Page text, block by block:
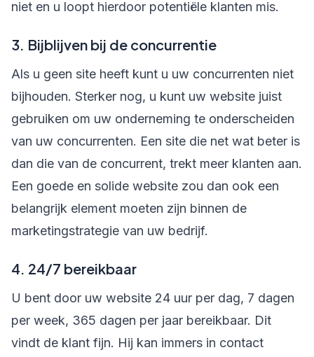
niet en u loopt hierdoor potentiële klanten mis.
3. Bijblijven bij de concurrentie
Als u geen site heeft kunt u uw concurrenten niet
bijhouden. Sterker nog, u kunt uw website juist
gebruiken om uw onderneming te onderscheiden
van uw concurrenten. Een site die net wat beter is
dan die van de concurrent, trekt meer klanten aan.
Een goede en solide website zou dan ook een
belangrijk element moeten zijn binnen de
marketingstrategie van uw bedrijf.
4. 24/7 bereikbaar
U bent door uw website 24 uur per dag, 7 dagen
per week, 365 dagen per jaar bereikbaar. Dit
vindt de klant fijn. Hij kan immers in contact